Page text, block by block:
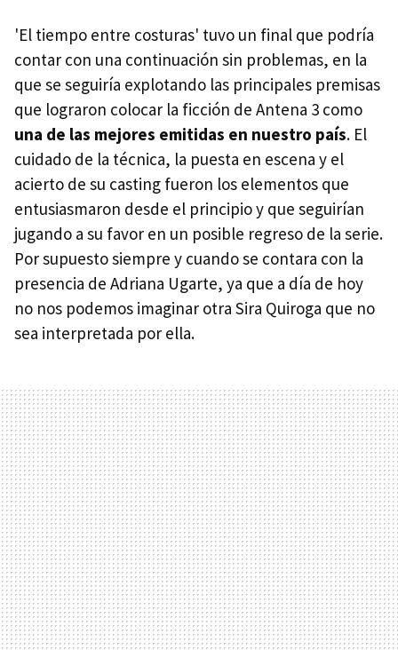
'El tiempo entre costuras' tuvo un final que podría
contar con una continuación sin problemas, en la
que se seguiría explotando las principales premisas
que lograron colocar la ficción de Antena 3 como
una de las mejores emitidas en nuestro país. El
cuidado de la técnica, la puesta en escena y el
acierto de su casting fueron los elementos que
entusiasmaron desde el principio y que seguirían
jugando a su favor en un posible regreso de la serie.
Por supuesto siempre y cuando se contara con la
presencia de Adriana Ugarte, ya que a día de hoy
no nos podemos imaginar otra Sira Quiroga que no
sea interpretada por ella.